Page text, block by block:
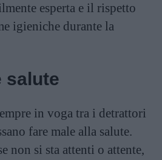
esperta e il rispetto
igieniche durante la
salute
in voga tra i detrattori
fare male alla salute.
non si sta attenti o attente,